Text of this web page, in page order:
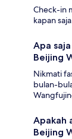
Check-in
kapan
Apa
Beijing
Nikmati
bulan-
Apakah
Beijing